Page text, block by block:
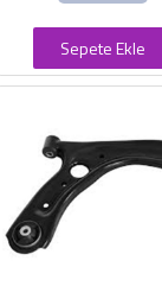
Sepete Ekle